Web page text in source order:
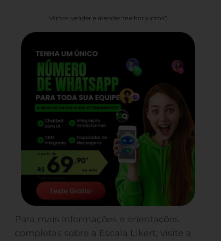
Vamos vender e atender melhor juntos?
Para mais informações e orientações
completas sobre a Escala Likert, visite a